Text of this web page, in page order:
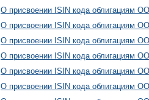
О присвоении ISIN кода облигациям
О присвоении ISIN кода облигациям
О присвоении ISIN кода облигациям
О присвоении ISIN кода облигациям
О присвоении ISIN кода облигациям
О присвоении ISIN кода облигациям